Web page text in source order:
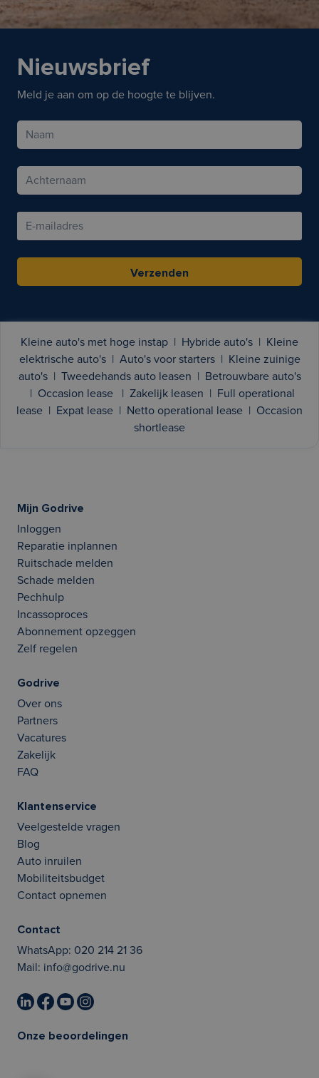
Nieuwsbrief
Meld je aan om op de hoogte te blijven.
Verzenden
Kleine auto's met hoge instap Hybride auto's
Kleine
elektrische auto's
Auto's voor starters
Kleine zuinige
auto's
Tweedehands auto leasen
Betrouwbare auto's
Occasion lease Zakelijk leasen
Full operational
lease
Expat lease Netto operational lease
Occasion
shortlease
Mijn Godrive
Inloggen
Reparatie inplannen
Ruitschade melden
Schade melden
Pechhulp
Incassoproces
Abonnement opzeggen
Zelf regelen
Godrive
Over ons
Partners
Vacatures
Zakelijk
FAQ
Klantenservice
Veelgestelde vragen
Blog
Auto inruilen
Mobiliteitsbudget
Contact opnemen
Contact
WhatsApp: 020 214 21 36
Mail: info@godrive.nu
Onze beoordelingen